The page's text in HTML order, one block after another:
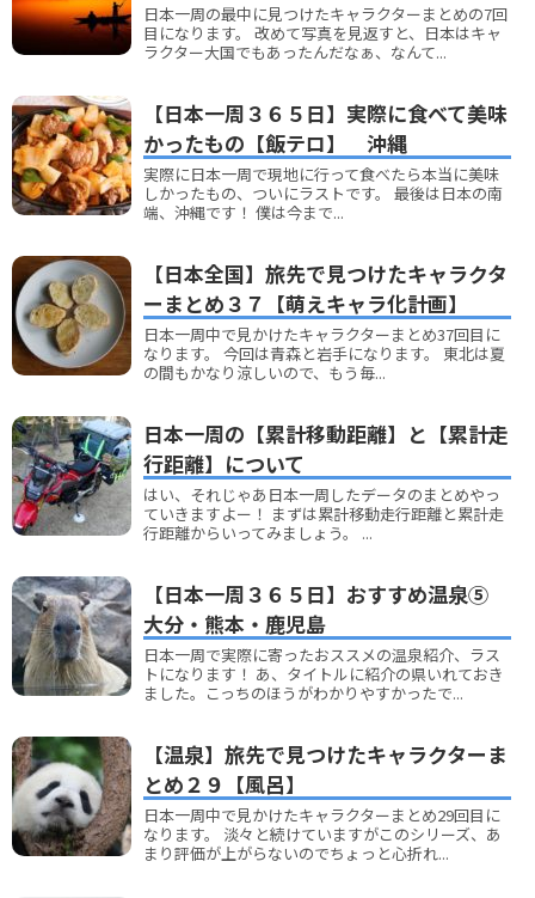
日本一周の最中に見つけたキャラクターまとめの7回
目になります。 改めて写真を見返すと、日本はキャ
ラクター大国でもあったんだなぁ、なんて...
【日本一周３６５日】実際に食べて美味
かったもの【飯テロ】 沖縄
実際に日本一周で現地に行って食べたら本当に美味
しかったもの、ついにラストです。 最後は日本の南
端、沖縄です！ 僕は今まで...
【日本全国】旅先で見つけたキャラクタ
ーまとめ３７【萌えキャラ化計画】
日本一周中で見かけたキャラクターまとめ37回目に
なります。 今回は青森と岩手になります。 東北は夏
の間もかなり涼しいので、もう毎...
日本一周の【累計移動距離】と【累計走
行距離】について
はい、それじゃあ日本一周したデータのまとめやっ
ていきますよー！ まずは累計移動走行距離と累計走
行距離からいってみましょう。 ...
【日本一周３６５日】おすすめ温泉⑤
大分・熊本・鹿児島
日本一周で実際に寄ったおススメの温泉紹介、ラス
トになります！ あ、タイトルに紹介の県いれておき
ました。こっちのほうがわかりやすかったで...
【温泉】旅先で見つけたキャラクターま
とめ２９【風呂】
日本一周中で見かけたキャラクターまとめ29回目に
なります。 淡々と続けていますがこのシリーズ、あ
まり評価が上がらないのでちょっと心折れ...